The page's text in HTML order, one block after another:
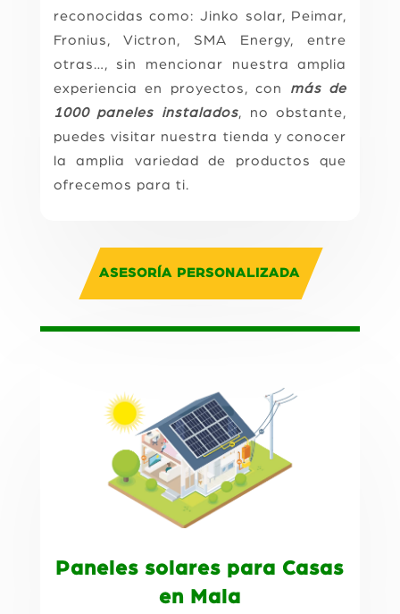
reconocidas como: Jinko solar, Peimar,
Fronius, Victron, SMA Energy, entre
otras…, sin mencionar nuestra amplia
experiencia en proyectos, con más de
1000 paneles instalados, no obstante,
puedes visitar nuestra tienda y conocer
la amplia variedad de productos que
ofrecemos para ti.
ASESORÍA PERSONALIZADA
Paneles solares para Casas
en Mala